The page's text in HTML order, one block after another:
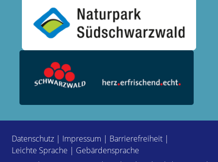
Datenschutz | Impressum | Barrierefreiheit |
Leichte Sprache | Gebärdensprache